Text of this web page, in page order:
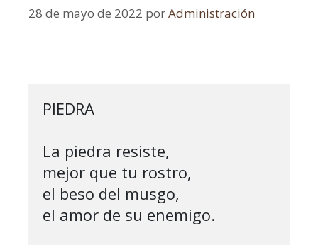
28 de mayo de 2022 porAdministración
PIEDRA
La piedra resiste,
mejor que tu rostro,
el beso del musgo,
el amor de su enemigo.